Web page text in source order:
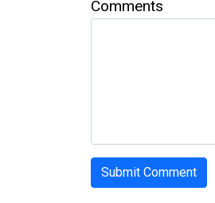
Comments